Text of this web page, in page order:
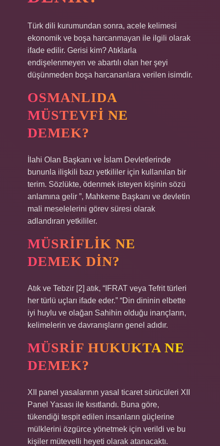
Türk dili kurumundan sonra, acele kelimesi
ekonomik ve boşa harcanmayan ile ilgili olarak
ifade edilir. Gerisi kim? Atıklarla
endişelenmeyen ve abartılı olan her şeyi
düşünmeden boşa harcananlara verilen isimdir.
OSMANLIDA
MÜSTEVFI NE
DEMEK?
İlahi Olan Başkanı ve İslam Devletlerinde
bununla ilişkili bazı yetkililer için kullanılan bir
terim. Sözlükte, ödenmek isteyen kişinin sözü
anlamına gelir ”, Mahkeme Başkanı ve devletin
mali meselelerini görev süresi olarak
adlandıran yetkililer.
MÜSRIFLIK NE
DEMEK DIN?
Atık ve Tebzir [2] atık, “IFRAT veya Tefrit türleri
her türlü uçları ifade eder.” “Din dininin elbette
iyi huylu ve olağan Sahihin olduğu inançların,
kelimelerin ve davranışların genel adıdır.
MÜSRIF HUKUKTA NE
DEMEK?
XII panel yasalarının yasal ticaret sürücüleri XII
Panel Yasası ile kısıtlandı. Buna göre,
tükendiği tespit edilen insanların güçlerine
mülklerini özgürce yönetmek için verildi ve bu
kişiler mütevelli heyeti olarak atanacaktı.